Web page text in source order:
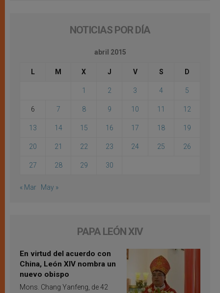
NOTICIAS POR DÍA
abril 2015
L M X J V S D
1 2 3 4 5
6 7 8 9 10 11 12
13 14 15 16 17 18 19
20 21 22 23 24 25 26
27 28 29 30
« Mar May »
PAPA LEÓN XIV
En virtud del acuerdo con
China, León XIV nombra un
nuevo obispo
Mons. Chang Yanfeng, de 42